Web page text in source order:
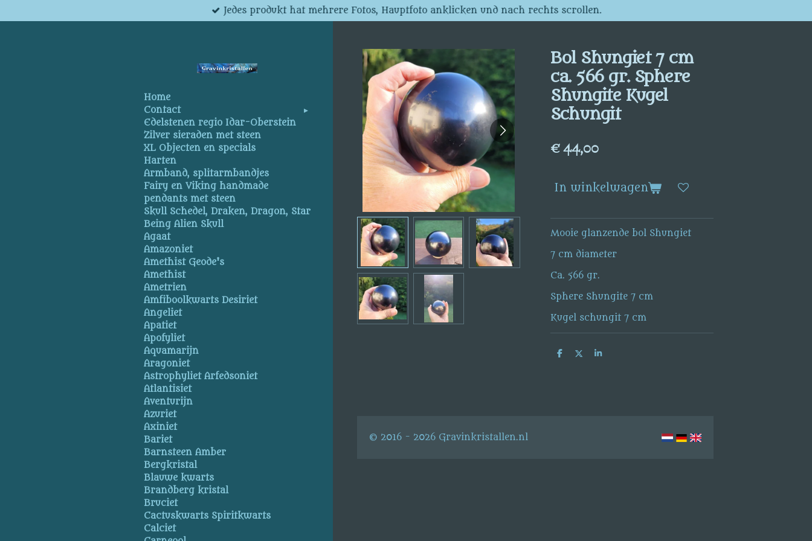
direct
Jedes produkt hat mehrere Fotos, Hauptfoto anklicken und nach rechts scrollen.
Bol Shungiet 7 cm
ca. 566 gr. Sphere
Shungite Kugel
Schungit
€ 44,00
In winkelwagen
Mooie glanzende bol Shungiet
7 cm diameter
Ca. 566 gr.
Sphere Shungite 7 cm
Kugel schungit 7 cm
D
D
S
© 2016 - 2026 Gravinkristallen.nl
Home
Contact
Edelstenen regio Idar-Oberstein
Zilver sieraden met steen
XL Objecten en specials
Harten
Armband, splitarmbandjes
Fairy en Viking handmade
pendants met steen
Skull Schedel, Draken, Dragon, Star
Being Alien Skull
Agaat
Amazoniet
Amethist Geode's
Amethist
Ametrien
Amfiboolkwarts Desiriet
Angeliet
Apatiet
Apofyliet
Aquamarijn
Aragoniet
Astrophyliet Arfedsoniet
Atlantisiet
Aventurijn
Azuriet
Axiniet
Bariet
Barnsteen Amber
Bergkristal
Blauwe kwarts
Brandberg kristal
Bruciet
Cactuskwarts Spiritkwarts
Calciet